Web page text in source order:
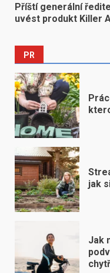
Příští generální
uvést produkt Killer
PR
jak
Jak